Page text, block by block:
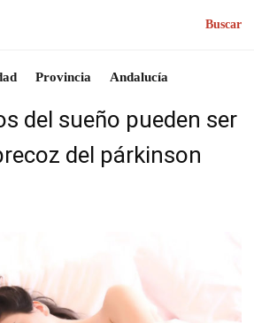
Buscar
Provincia Andalucía
del sueño pueden ser
del párkinson